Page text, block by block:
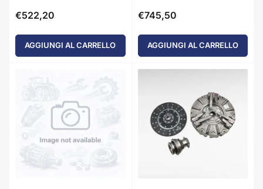
Prezzo
€522,20
AGGIUNGI AL CARRELLO
Prezzo
€745,50
AGGIUNGI AL CARRELLO